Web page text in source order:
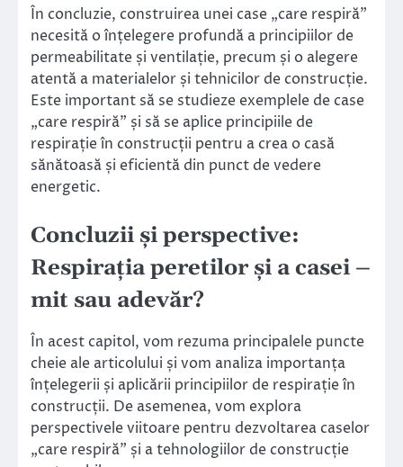
În concluzie, construirea unei case „care respiră”
necesită o înțelegere profundă a principiilor de
permeabilitate și ventilație, precum și o alegere
atentă a materialelor și tehnicilor de construcție.
Este important să se studieze exemplele de case
„care respiră” și să se aplice principiile de
respirație în construcții pentru a crea o casă
sănătoasă și eficientă din punct de vedere
energetic.
Concluzii și perspective:
Respirația peretilor și a casei –
mit sau adevăr?
În acest capitol, vom rezuma principalele puncte
cheie ale articolului și vom analiza importanța
înțelegerii și aplicării principiilor de respirație în
construcții. De asemenea, vom explora
perspectivele viitoare pentru dezvoltarea caselor
„care respiră” și a tehnologiilor de construcție